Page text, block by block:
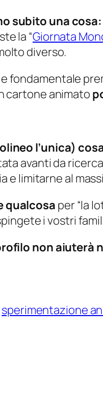
subito una
la “Giornata
diverso.
fondamentale
cartone animato
l’unica)
avanti da
e limitarne al
qualcosaper “la
i vostri
non aiuterà
sperimentazione